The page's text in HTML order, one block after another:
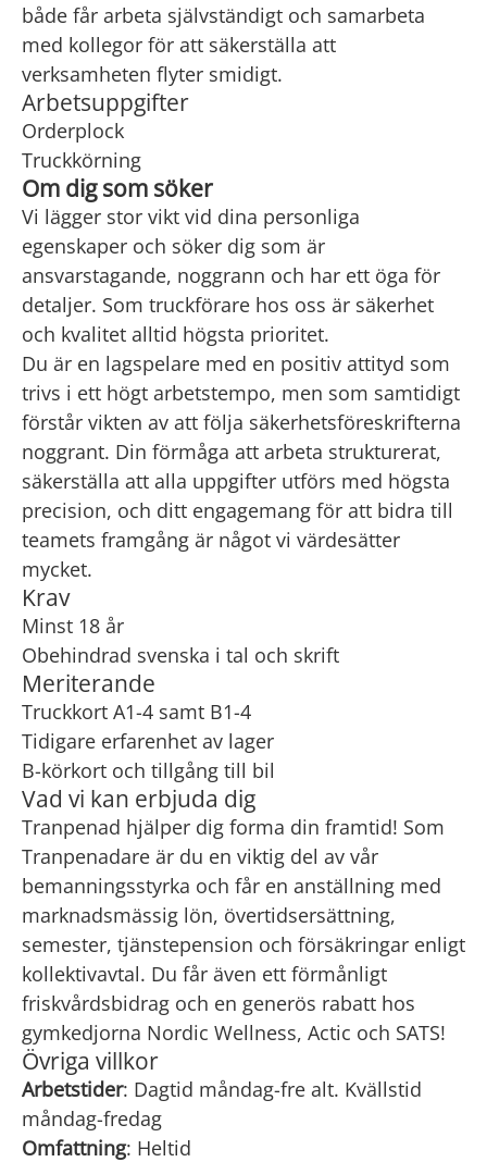
både får arbeta självständigt och samarbeta
med kollegor för att säkerställa att
verksamheten flyter smidigt.
Arbetsuppgifter
Orderplock
Truckkörning
Om dig som söker
Vi lägger stor vikt vid dina personliga
egenskaper och söker dig som är
ansvarstagande, noggrann och har ett öga för
detaljer. Som truckförare hos oss är säkerhet
och kvalitet alltid högsta prioritet.
Du är en lagspelare med en positiv attityd som
trivs i ett högt arbetstempo, men som samtidigt
förstår vikten av att följa säkerhetsföreskrifterna
noggrant. Din förmåga att arbeta strukturerat,
säkerställa att alla uppgifter utförs med högsta
precision, och ditt engagemang för att bidra till
teamets framgång är något vi värdesätter
mycket.
Krav
Minst 18 år
Obehindrad svenska i tal och skrift
Meriterande
Truckkort A1-4 samt B1-4
Tidigare erfarenhet av lager
B-körkort och tillgång till bil
Vad vi kan erbjuda dig
Tranpenad hjälper dig forma din framtid! Som
Tranpenadare är du en viktig del av vår
bemanningsstyrka och får en anställning med
marknadsmässig lön, övertidsersättning,
semester, tjänstepension och försäkringar enligt
kollektivavtal. Du får även ett förmånligt
friskvårdsbidrag och en generös rabatt hos
gymkedjorna Nordic Wellness, Actic och SATS!
Övriga villkor
Arbetstider: Dagtid måndag-fre alt. Kvällstid
måndag-fredag
Omfattning: Heltid